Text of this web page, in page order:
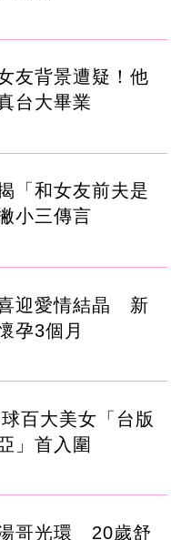
友背景遭疑！他
台大畢業
「和女友前夫是
小三傳言
迎愛情結晶 新
孕3個月
百大美女「台版
」首入圍
哥光環 20歲舒